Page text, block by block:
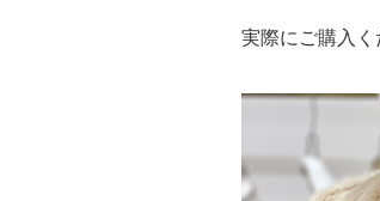
実際にご購入く